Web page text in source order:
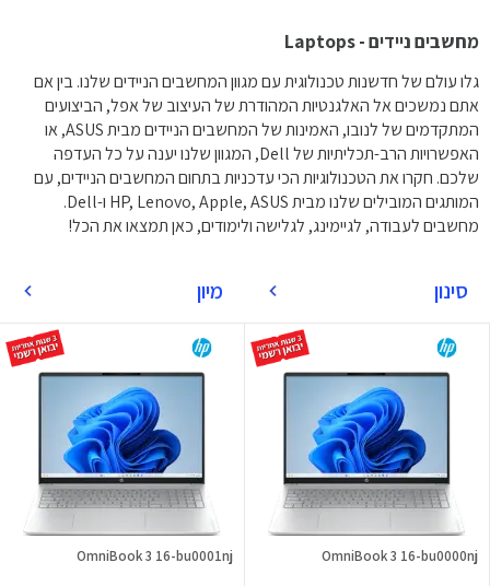
מחשבים ניידים - Laptops
גלו עולם של חדשנות טכנולוגית עם מגוון המחשבים הניידים שלנו. בין אם
אתם נמשכים אל האלגנטיות המהודרת של העיצוב של אפל, הביצועים
המתקדמים של לנובו, האמינות של המחשבים הניידים מבית ASUS, או
האפשרויות הרב-תכליתיות של Dell, המגוון שלנו יענה על כל העדפה
שלכם. חקרו את הטכנולוגיות הכי עדכניות בתחום המחשבים הניידים, עם
המותגים המובילים שלנו מבית HP, Lenovo, Apple, ASUS ו-Dell.
מחשבים לעבודה, לגיימינג, לגלישה ולימודים, כאן תמצאו את הכל!
סינון מיון
OmniBook 3 16-bu0000nj
OmniBook 3 16-bu0001nj